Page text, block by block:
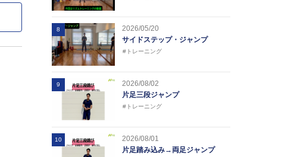
8
2026/05/20
サイドステップ・ジャンプ
#トレーニング
9
2026/08/02
片足三段ジャンプ
#トレーニング
10
2026/08/01
片足踏み込み→両足ジャンプ